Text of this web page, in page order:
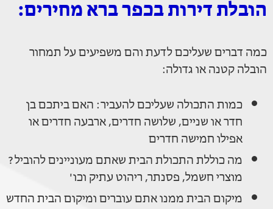
הובלת דירות בכפר ברא מחירים:
כמה דברים שעליכם לדעת והם משפיעים על תמחור
הובלה קטנה או גדולה:
כמות התכולה שעליכם להעביר: האם ביתכם בן
חדר או שניים, שלושה חדרים, ארבעה חדרים או
אפילו חמישה חדרים
מה כוללת התכולת הבית שאתם מעוניינים להוביל?
מוצרי חשמל, פסנתר, ריהוט עתיק וכו'
מיקום הבית ממנו אתם עוברים ומיקום הבית החדש